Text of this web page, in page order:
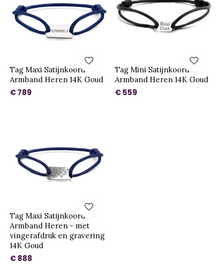
Tag Maxi Satijnkoord
Armband Heren 14K Goud
€ 789
Tag Mini Satijnkoord
Armband Heren 14K Goud
€ 559
Tag Maxi Satijnkoord
Armband Heren - met
vingerafdruk en gravering
14K Goud
€ 888